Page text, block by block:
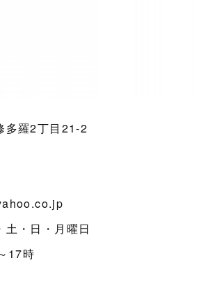
多羅2丁目21-2
土・日・月曜日
17時